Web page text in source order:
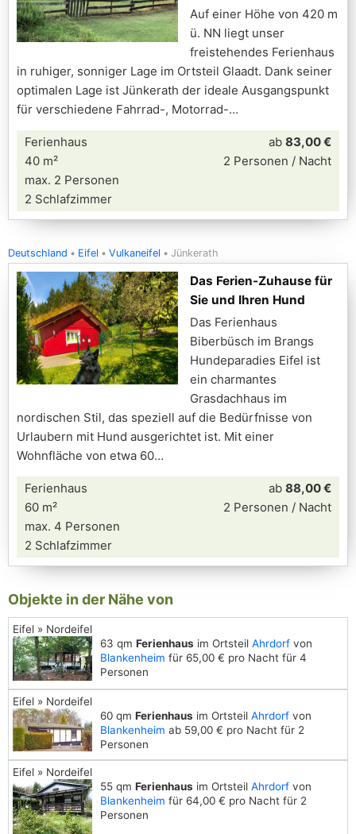
Auf einer Höhe von 420 m
ü. NN liegt unser
freistehendes Ferienhaus
in ruhiger, sonniger Lage im Ortsteil Glaadt. Dank seiner
optimalen Lage ist Jünkerath der ideale Ausgangspunkt
für verschiedene Fahrrad-, Motorrad-
Ferienhaus
40 m²
max. 2 Personen
2 Schlafzimmer
ab 83,00 €
2 Personen / Nacht
Deutschland Eifel Vulkaneifel Jünkerath
Das Ferien-Zuhause für
Sie und Ihren Hund
Das Ferienhaus
Biberbüsch im Brangs
Hundeparadies Eifel ist
ein charmantes
Grasdachhaus im
nordischen Stil, das speziell auf die Bedürfnisse von
Urlaubern mit Hund ausgerichtet ist. Mit einer
Wohnfläche von etwa 60
Ferienhaus
60 m²
max. 4 Personen
2 Schlafzimmer
ab 88,00 €
2 Personen / Nacht
Objekte in der Nähe von
Eifel » Nordeifel
63 qm Ferienhaus im Ortsteil Ahrdorf von
Blankenheim für 65,00 € pro Nacht für 4
Personen
Eifel » Nordeifel
60 qm Ferienhaus im Ortsteil Ahrdorf von
Blankenheim ab 59,00 € pro Nacht für 2
Personen
Eifel » Nordeifel
55 qm Ferienhaus im Ortsteil Ahrdorf von
Blankenheim für 64,00 € pro Nacht für 2
Personen